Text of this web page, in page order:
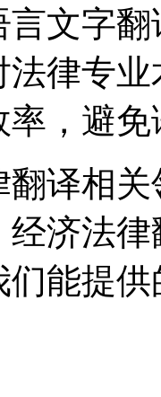
文字
律专
，避
译相
济法
能提